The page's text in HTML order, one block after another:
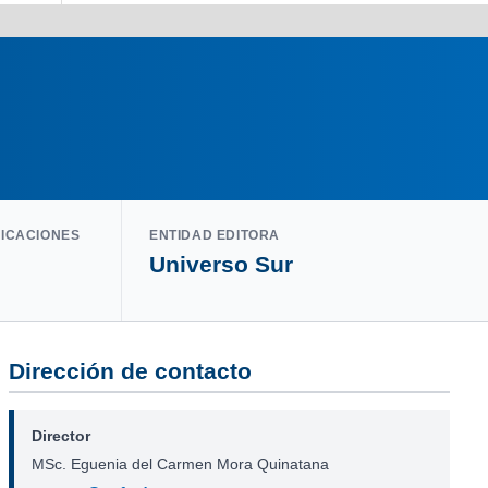
ENTIDAD EDITORA
Universo Sur
Dirección de contacto
Director
MSc. Eguenia del Carmen Mora Quinatana